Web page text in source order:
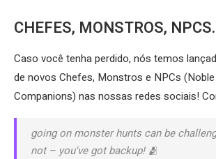
CHEFES, MONSTROS,
Caso você tenha perdido, nós temos
de novos Chefes, Monstros e NPCs
Companions) nas nossas redes sociais!
going on monster hunts can be
not – you've got backup! 🫂